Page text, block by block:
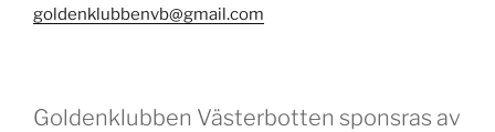
goldenklubbenvb@gmail.com
Goldenklubben Västerbotten sponsras av